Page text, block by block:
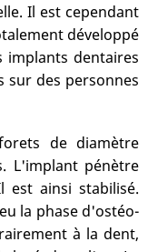
Il est cependant
développé
implants dentaires
sur des personnes
de diamètre
L'implant pénètre
est ainsi stabilisé.
la phase d'ostéo-
à la dent,